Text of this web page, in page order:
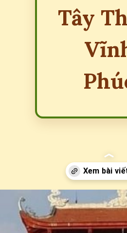
Tây
Đang mởhttps://erci.edu.vn/